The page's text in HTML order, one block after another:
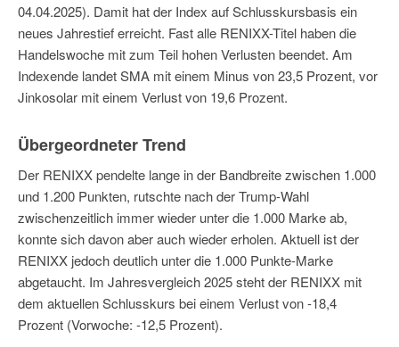
04.04.2025). Damit hat der Index auf Schlusskursbasis ein
neues Jahrestief erreicht. Fast alle RENIXX-Titel haben die
Handelswoche mit zum Teil hohen Verlusten beendet. Am
Indexende landet SMA mit einem Minus von 23,5 Prozent, vor
Jinkosolar mit einem Verlust von 19,6 Prozent.
Übergeordneter Trend
Der RENIXX pendelte lange in der Bandbreite zwischen 1.000
und 1.200 Punkten, rutschte nach der Trump-Wahl
zwischenzeitlich immer wieder unter die 1.000 Marke ab,
konnte sich davon aber auch wieder erholen. Aktuell ist der
RENIXX jedoch deutlich unter die 1.000 Punkte-Marke
abgetaucht. Im Jahresvergleich 2025 steht der RENIXX mit
dem aktuellen Schlusskurs bei einem Verlust von -18,4
Prozent (Vorwoche: -12,5 Prozent).